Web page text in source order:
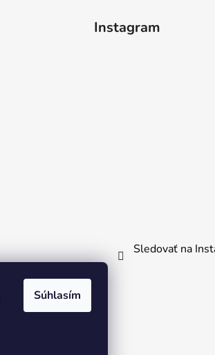
Súhlasím
Instagram
Sledovať na